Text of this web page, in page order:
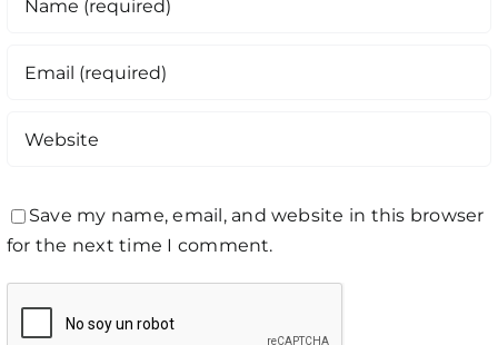
Save my name, email, and website in this browser
for the next time I comment.